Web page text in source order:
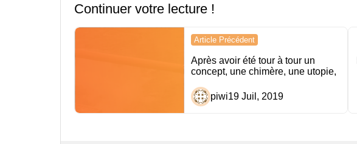
Continuer votre lecture !
Navigation
de
Article Précédent
Après avoir été tour à tour un
concept, une chimère, une utopie,
piwi19 Juil, 2019